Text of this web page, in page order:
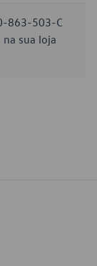
863-503-C
na sua loja